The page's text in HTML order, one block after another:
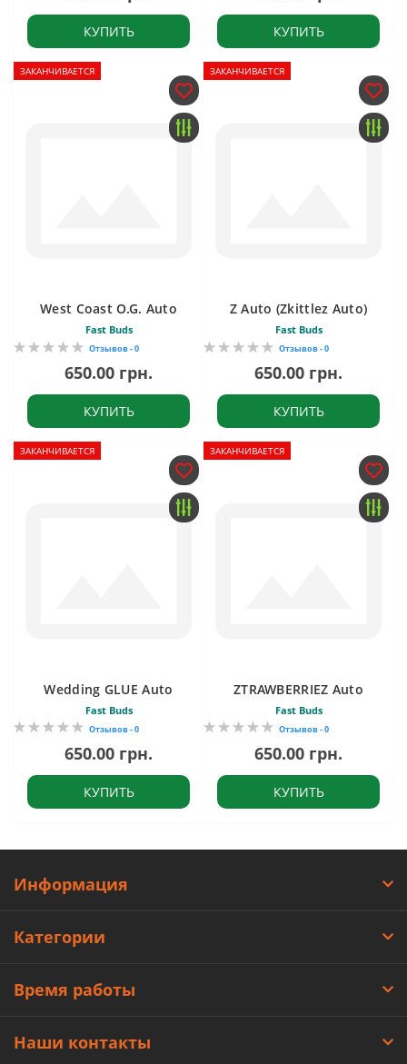
КУПИТЬ КУПИТЬ
ЗАКАНЧИВАЕТСЯ
West Coast O.G. Auto
Fast Buds
Отзывов - 0
650.00 грн.
КУПИТЬ
ЗАКАНЧИВАЕТСЯ
Z Auto (Zkittlez Auto)
Fast Buds
Отзывов - 0
650.00 грн.
КУПИТЬ
ЗАКАНЧИВАЕТСЯ
Wedding GLUE Auto
Fast Buds
Отзывов - 0
650.00 грн.
КУПИТЬ
ЗАКАНЧИВАЕТСЯ
ZTRAWBERRIEZ Auto
Fast Buds
Отзывов - 0
650.00 грн.
КУПИТЬ
Информация
Категории
Время работы
Наши контакты